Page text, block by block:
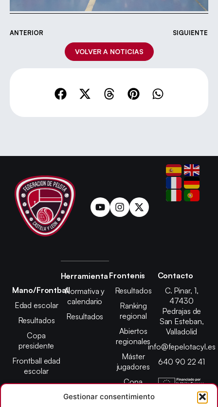
Gestionar consentimiento
ANTERIOR SIGUIENTE
VOLVER A NOTICIAS
Mano/Frontball
Edad escolar
Resultados
Copa
presidente
Frontball edad
escolar
Herramienta
Normativa y
calendario
Resultados
Frontenis
Resultados
Ranking
regional
Abiertos
regionales
Máster
jugadores
Copa
presidente
Contacto
C. Pinar, 1,
47430
Pedrajas de
San Esteban,
Valladolid
info@fepelotacyl.es
640 90 22 41